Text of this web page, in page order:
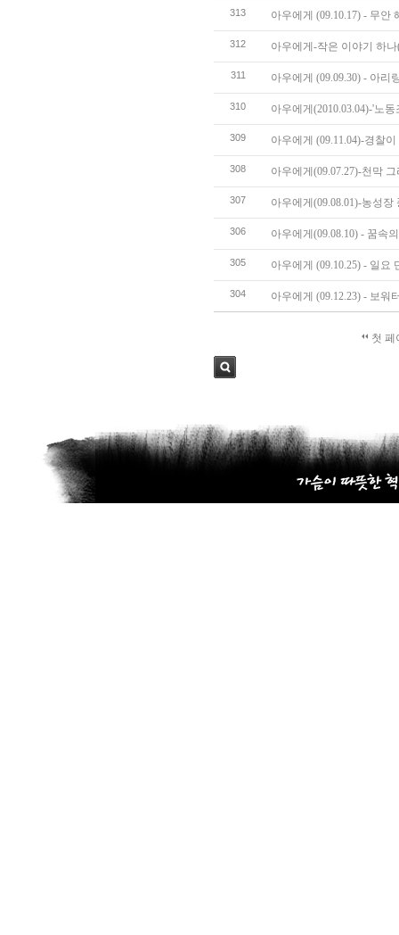
313 아우에게 (09.10.17) - 무안
312 아우에게-작은 이야기 하나
311 아우에게 (09.09.30) - 아리
310 아우에게(2010.03.04)-'노
309 아우에게 (09.11.04)-경찰
308 아우에게(09.07.27)-천막
307 아우에게(09.08.01)-농성장
306 아우에게(09.08.10) - 꿈속
305 아우에게 (09.10.25) - 일요
304 아우에게 (09.12.23) - 보워
첫 페